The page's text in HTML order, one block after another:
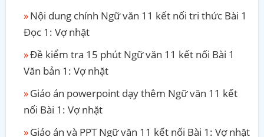
Nội dung chính Ngữ văn 11 kết nối tri thức Bài 1
Đọc 1: Vợ nhặt
Đề kiểm tra 15 phút Ngữ văn 11 kết nối Bài 1
Văn bản 1: Vợ nhặt
Giáo án powerpoint dạy thêm Ngữ văn 11 kết
nối Bài 1: Vợ nhặt
Giáo án và PPT Ngữ văn 11 kết nối Bài 1: Vợ nhặt